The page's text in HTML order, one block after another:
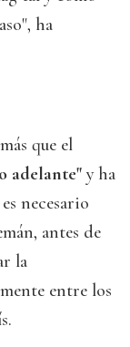
ha
que el
adelante" y ha
necesario
antes de
la
entre los